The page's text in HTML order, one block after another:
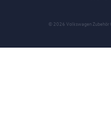
© 2026 Volkswagen Zubehör